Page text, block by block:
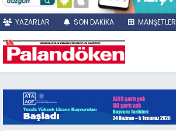
YAZARLAR SON DAKİKA MANŞETLER